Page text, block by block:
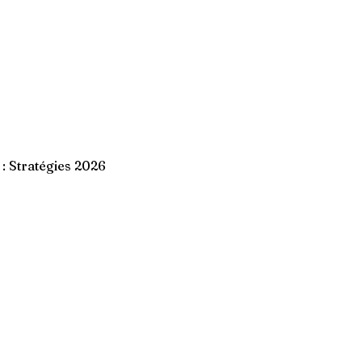
Stratégies 2026